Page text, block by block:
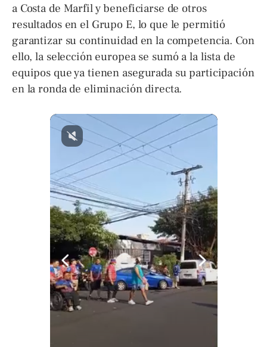
a Costa de Marfil y beneficiarse de otros
resultados en el Grupo E, lo que le permitió
garantizar su continuidad en la competencia. Con
ello, la selección europea se sumó a la lista de
equipos que ya tienen asegurada su participación
en la ronda de eliminación directa.